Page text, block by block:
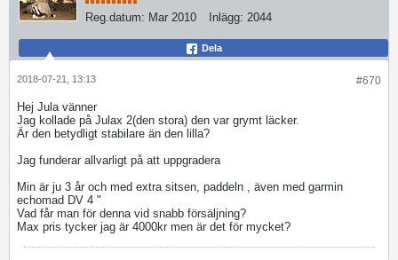
Reg.datum: Mar 2010 Inlägg: 2044
Dela
#670
2018-07-21, 13:13
Hej Jula vänner
Jag kollade på Julax 2(den stora) den var grymt läcker.
Är den betydligt stabilare än den lilla?
Jag funderar allvarligt på att uppgradera
Min är ju 3 år och med extra sitsen, paddeln , även med garmin
echomad DV 4 "
Vad får man för denna vid snabb försäljning?
Max pris tycker jag är 4000kr men är det för mycket?